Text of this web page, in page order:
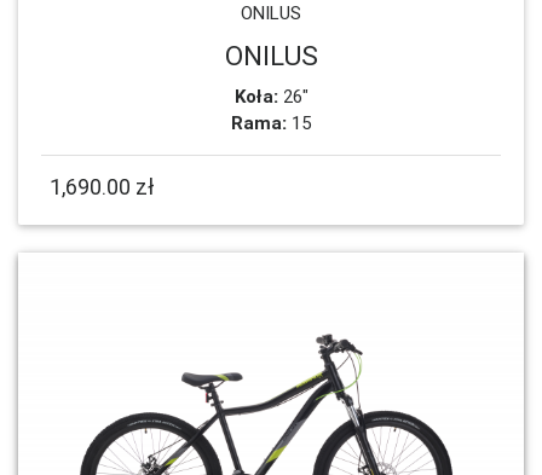
ONILUS
ONILUS
Koła: 26"
Rama: 15
1,690.00 zł